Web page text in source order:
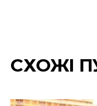
СХОЖІ